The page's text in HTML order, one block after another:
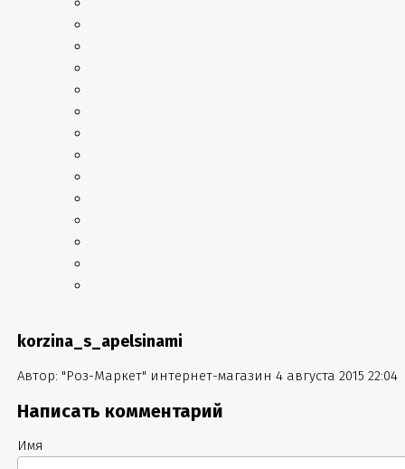
korzina_s_apelsinami
Автор: "Роз-Маркет" интернет-магазин 4 августа 2015 22:04
Написать комментарий
Имя